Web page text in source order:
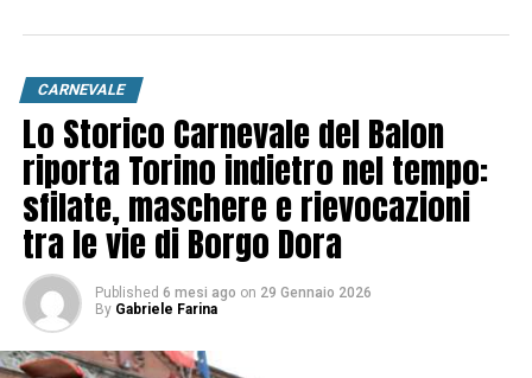
CARNEVALE
Lo Storico Carnevale del Balon
riporta Torino indietro nel tempo:
sfilate, maschere e rievocazioni
tra le vie di Borgo Dora
Published 6 mesi ago on 29 Gennaio 2026
By Gabriele Farina